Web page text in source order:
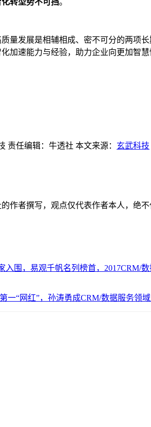
转型势不可挡。
量发展是相辅相成、密不可分的两项
加速能力与经验，助力企业向更加智慧
责任编辑：牛透社 本文来源： 玄武科技
作者撰写，观点仅代表作者本人，绝
入围，易观千帆名列榜首，2017CRM/
一“网红”，孙涛勇成CRM/数据服务领